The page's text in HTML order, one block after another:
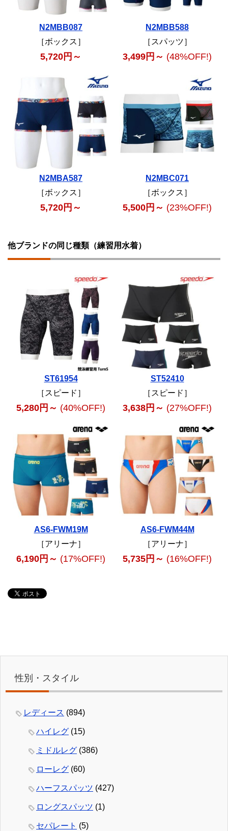
N2MBB087
［ボックス］
5,720円～
N2MBB588
［スパッツ］
3,499円～ (48%OFF!)
N2MBA587
［ボックス］
5,720円～
N2MBC071
［ボックス］
5,500円～ (23%OFF!)
他ブランドの同じ種類（練習用水着）
ST61954
［スピード］
5,280円～ (40%OFF!)
ST52410
［スピード］
3,638円～ (27%OFF!)
AS6-FWM19M
［アリーナ］
6,190円～ (17%OFF!)
AS6-FWM44M
［アリーナ］
5,735円～ (16%OFF!)
性別・スタイル
レディース (894)
ハイレグ (15)
ミドルレグ (386)
ローレグ (60)
ハーフスパッツ (427)
ロングスパッツ (1)
セパレート (5)